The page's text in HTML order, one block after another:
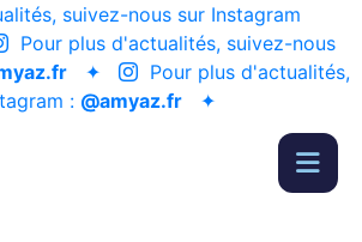
suivez-nous sur Instagram
Pour plus d'actualités, suivez-nous
✦
Pour plus d'actualités,
: @amyaz.fr ✦